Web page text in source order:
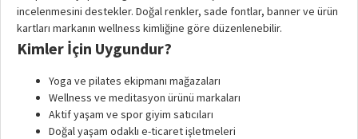
incelenmesini destekler. Doğal renkler, sade fontlar, banner ve ürün
kartları markanın wellness kimliğine göre düzenlenebilir.
Kimler İçin Uygundur?
Yoga ve pilates ekipmanı mağazaları
Wellness ve meditasyon ürünü markaları
Aktif yaşam ve spor giyim satıcıları
Doğal yaşam odaklı e-ticaret işletmeleri